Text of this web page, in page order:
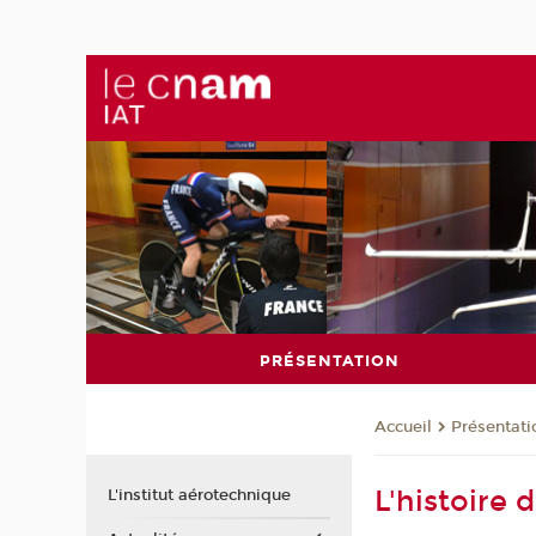
PRÉSENTATION
Accueil
L'histoire
L'institut aérotechnique